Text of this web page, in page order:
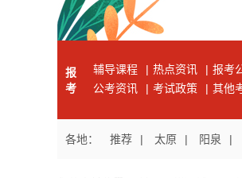
报
考
辅导课程 | 热点资讯 | 报考
公考资讯
| 考试政策 | 其他
各地： 推荐 | 太原 | 阳泉 |